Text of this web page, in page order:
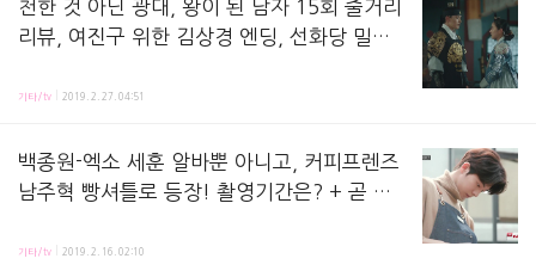
천한 것 아닌 광대, 왕이 된 남자 15회 줄거리
리뷰, 여진구 위한 김상경 엔딩, 선화당 밀서
영화군, 조자룡-아들
왕이 된 남자 15화 줄거리 리뷰,방송 시청 후 정리해놓는 노트에요 ! 지난 회, 반란군이 성을 넘
기타/tv 2019. 2. 27. 04:51
백종원-엑소 세훈 알바뿐 아니고, 커피프렌즈
남주혁 빵셔틀로 등장! 촬영기간은? + 곧 강
커피프렌즈 7회에 배우 남주혁이 등장했는데요. 7회의 '빵셔틀'이었습니다. tvN 커피프렌즈 길
기타/tv 2019. 2. 16. 02:10